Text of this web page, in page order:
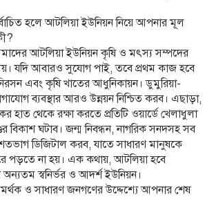
হলে আটলিয়া ইউনিয়ন নিয়ে আপনার মূল
আটলিয়া ইউনিয়ন কৃষি ও মৎস্য সম্পদের
যদি আবারও সুযোগ পাই, তবে প্রথম কাজ হবে
এবং কৃষি খাতের আধুনিকায়ন। ডুমুরিয়া-
ব্যবস্থার আরও উন্নয়ন নিশ্চিত করব। এছাড়া,
থেকে রক্ষা করতে প্রতিটি ওয়ার্ডে খেলাধুলা
বিকাশ ঘটাব। জন্ম নিবন্ধন, নাগরিক সনদসহ সব
ডিজিটাল করব, যাতে সাধারণ মানুষকে
পড়তে না হয়। এক কথায়, আটলিয়া হবে
স্বনির্ভর ও আদর্শ ইউনিয়ন।
ও সাধারণ জনগণের উদ্দেশ্যে আপনার শেষ